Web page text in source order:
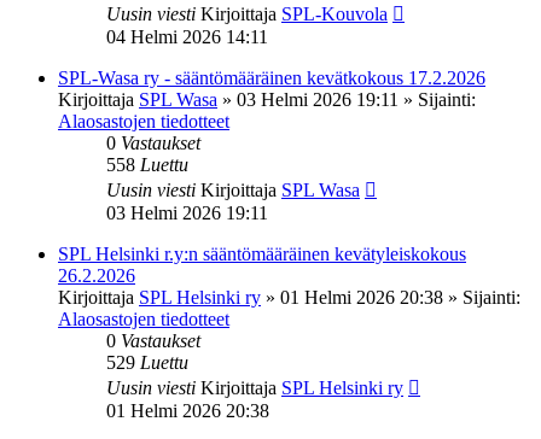
Uusin viesti Kirjoittaja SPL-Kouvola
04 Helmi 2026 14:11
SPL-Wasa ry - sääntömääräinen kevätkokous 17.2.2026
Kirjoittaja SPL Wasa » 03 Helmi 2026 19:11 » Sijainti:
Alaosastojen tiedotteet
0 Vastaukset
558 Luettu
Uusin viesti Kirjoittaja SPL Wasa
03 Helmi 2026 19:11
SPL Helsinki r.y:n sääntömääräinen kevätyleiskokous
26.2.2026
Kirjoittaja SPL Helsinki ry » 01 Helmi 2026 20:38 » Sijainti:
Alaosastojen tiedotteet
0 Vastaukset
529 Luettu
Uusin viesti Kirjoittaja SPL Helsinki ry
01 Helmi 2026 20:38